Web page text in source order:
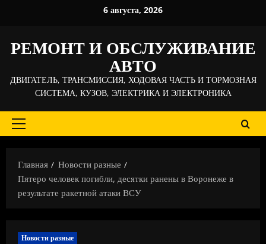
6 августа, 2026
РЕМОНТ И ОБСЛУЖИВАНИЕ
АВТО
ДВИГАТЕЛЬ, ТРАНСМИССИЯ, ХОДОВАЯ ЧАСТЬ И ТОРМОЗНАЯ
СИСТЕМА, КУЗОВ, ЭЛЕКТРИКА И ЭЛЕКТРОНИКА
Основное
Главная
Новости разные
Пятеро человек погибли, десятки ранены в Воронеже в
результате ракетной атаки ВСУ
Новости разные